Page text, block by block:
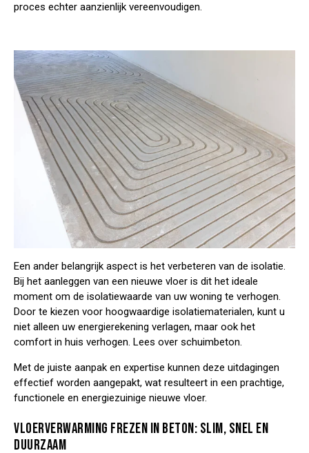
proces echter aanzienlijk vereenvoudigen.
Een ander belangrijk aspect is het verbeteren van de isolatie.
Bij het aanleggen van een nieuwe vloer is dit het ideale
moment om de isolatiewaarde van uw woning te verhogen.
Door te kiezen voor hoogwaardige isolatiematerialen, kunt u
niet alleen uw energierekening verlagen, maar ook het
comfort in huis verhogen. Lees over schuimbeton.
Met de juiste aanpak en expertise kunnen deze uitdagingen
effectief worden aangepakt, wat resulteert in een prachtige,
functionele en energiezuinige nieuwe vloer.
VLOERVERWARMING FREZEN IN BETON: SLIM, SNEL EN
DUURZAAM